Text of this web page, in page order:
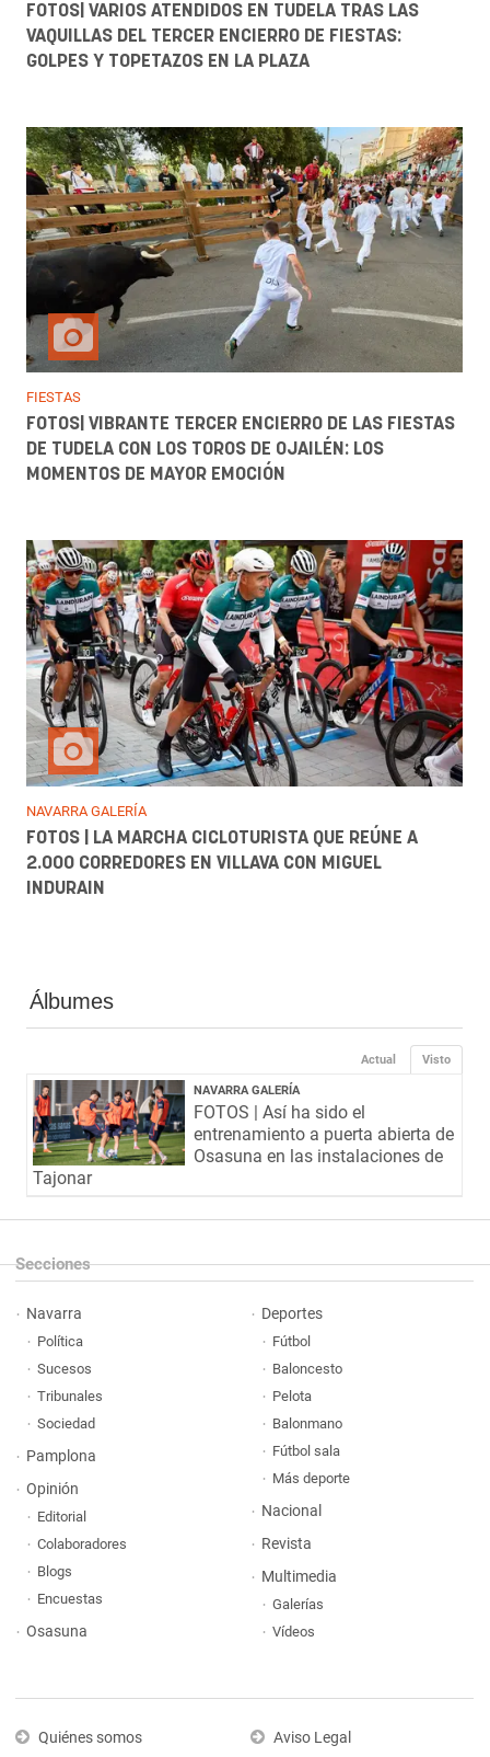
FOTOS| VARIOS ATENDIDOS EN TUDELA TRAS LAS
VAQUILLAS DEL TERCER ENCIERRO DE FIESTAS:
GOLPES Y TOPETAZOS EN LA PLAZA
FIESTAS
FOTOS| VIBRANTE TERCER ENCIERRO DE LAS FIESTAS
DE TUDELA CON LOS TOROS DE OJAILÉN: LOS
MOMENTOS DE MAYOR EMOCIÓN
NAVARRA GALERÍA
FOTOS | LA MARCHA CICLOTURISTA QUE REÚNE A
2.000 CORREDORES EN VILLAVA CON MIGUEL
INDURAIN
Álbumes
Visto
Actual
NAVARRA GALERÍA
FOTOS | Así ha sido el
entrenamiento a puerta abierta de
Osasuna en las instalaciones de
Tajonar
Secciones
Navarra
Política
Sucesos
Tribunales
Sociedad
Pamplona
Opinión
Editorial
Colaboradores
Blogs
Encuestas
Osasuna
Deportes
Fútbol
Baloncesto
Pelota
Balonmano
Fútbol sala
Más deporte
Nacional
Revista
Multimedia
Galerías
Vídeos
Quiénes somos Aviso Legal